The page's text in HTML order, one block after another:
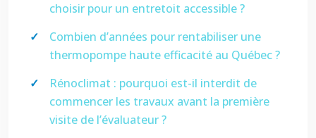
choisir pour un entretoit accessible ?
Combien d’années pour rentabiliser une
thermopompe haute efficacité au Québec ?
Rénoclimat : pourquoi est-il interdit de
commencer les travaux avant la première
visite de l’évaluateur ?